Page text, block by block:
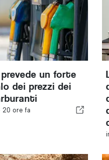
un forte
dei prezzi dei
20 ore fa